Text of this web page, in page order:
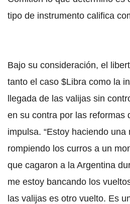
tipo de instrumento califica
Bajo su consideración, el
tanto el caso $Libra como la
llegada de las valijas sin
en su contra por las reformas
impulsa. “Estoy haciendo
rompiendo los curros a un
que cagaron a la Argentina
me estoy bancando los
las valijas es otro vuelto. Es